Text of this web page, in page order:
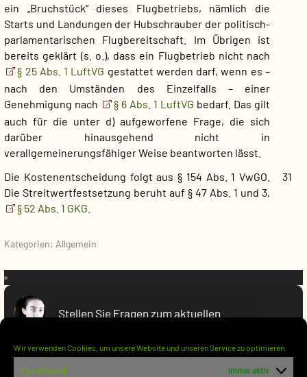
Wir verwenden Cookies, um unsere Website und unseren Service zu optimieren.
Funktional Immer aktiv
ein „Bruchstück“ dieses Flugbetriebs, nämlich die
Starts und Landungen der Hubschrauber der politisch-
parlamentarischen Flugbereitschaft. Im Übrigen ist
bereits geklärt (s. o.), dass ein Flugbetrieb nicht nach
§ 25 Abs. 1 LuftVG gestattet werden darf, wenn es –
nach den Umständen des Einzelfalls – einer
Genehmigung nach
§ 6 Abs. 1 LuftVG bedarf. Das gilt
auch für die unter d) aufgeworfene Frage, die sich
darüber hinausgehend nicht in
verallgemeinerungsfähiger Weise beantworten lässt.
31
Die Kostenentscheidung folgt aus § 154 Abs. 1 VwGO.
Die Streitwertfestsetzung beruht auf § 47 Abs. 1 und 3,
§ 52 Abs. 1 GKG.
Kategorien: Allgemein
VR:
Stellen Sie Fragen zum aktuellen